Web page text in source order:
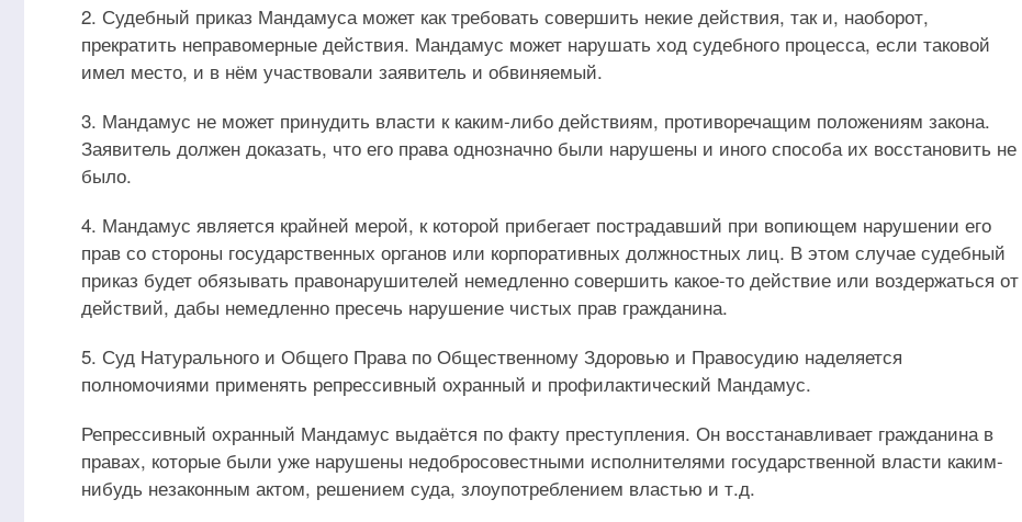
2. Судебный приказ Мандамуса может как требовать совершить некие действия, так и, наоборот,
прекратить неправомерные действия. Мандамус может нарушать ход судебного процесса, если таковой
имел место, и в нём участвовали заявитель и обвиняемый.
3. Мандамус не может принудить власти к каким-либо действиям, противоречащим положениям закона.
Заявитель должен доказать, что его права однозначно были нарушены и иного способа их восстановить не
было.
4. Мандамус является крайней мерой, к которой прибегает пострадавший при вопиющем нарушении его
прав со стороны государственных органов или корпоративных должностных лиц. В этом случае судебный
приказ будет обязывать правонарушителей немедленно совершить какое-то действие или воздержаться от
действий, дабы немедленно пресечь нарушение чистых прав гражданина.
5. Суд Натурального и Общего Права по Общественному Здоровью и Правосудию наделяется
полномочиями применять репрессивный охранный и профилактический Мандамус.
Репрессивный охранный Мандамус выдаётся по факту преступления. Он восстанавливает гражданина в
правах, которые были уже нарушены недобросовестными исполнителями государственной власти каким-
нибудь незаконным актом, решением суда, злоупотреблением властью и т.д.